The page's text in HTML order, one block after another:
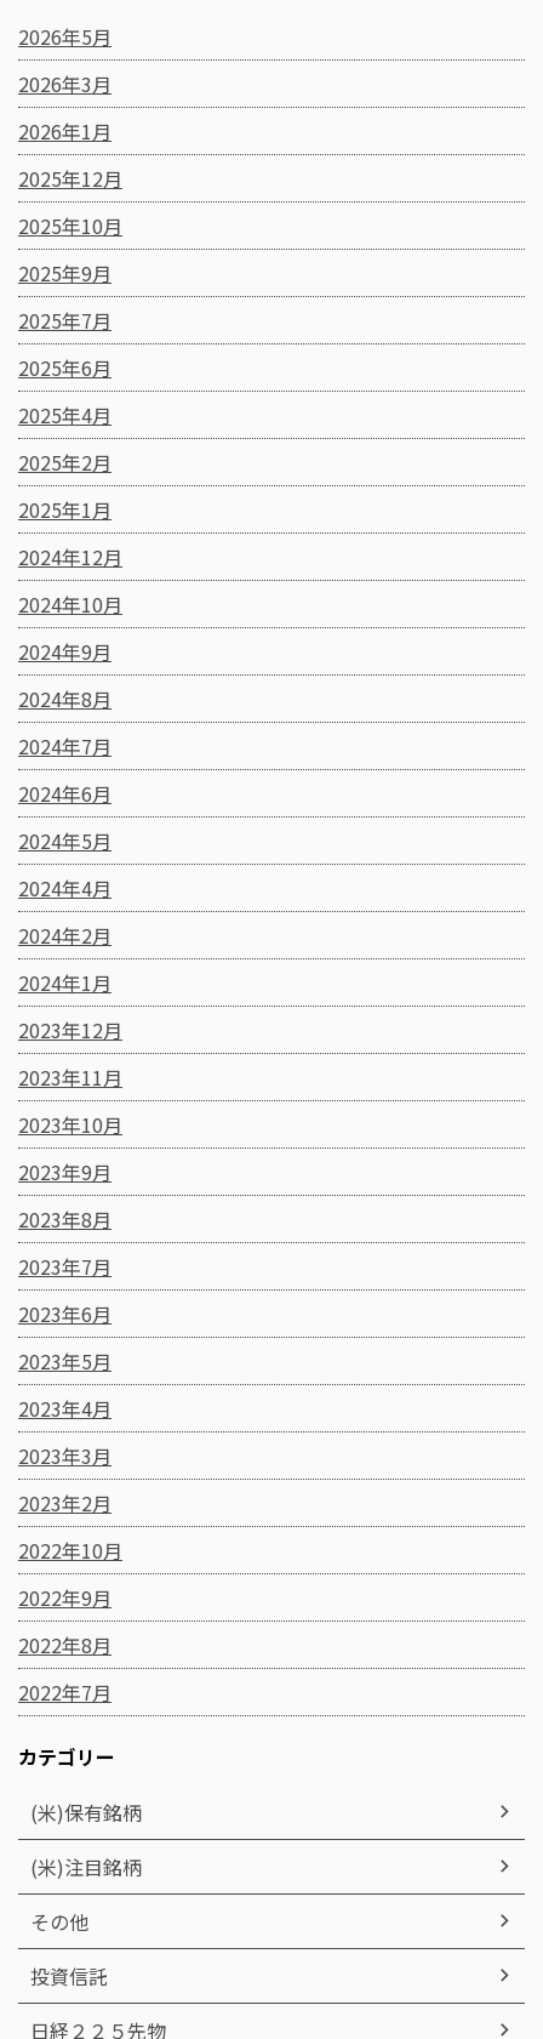
2026年5月
2026年3月
2026年1月
2025年12月
2025年10月
2025年9月
2025年7月
2025年6月
2025年4月
2025年2月
2025年1月
2024年12月
2024年10月
2024年9月
2024年8月
2024年7月
2024年6月
2024年5月
2024年4月
2024年2月
2024年1月
2023年12月
2023年11月
2023年10月
2023年9月
2023年8月
2023年7月
2023年6月
2023年5月
2023年4月
2023年3月
2023年2月
2022年10月
2022年9月
2022年8月
2022年7月
カテゴリー
(米)保有銘柄
(米)注目銘柄
その他
投資信託
日経２２５先物